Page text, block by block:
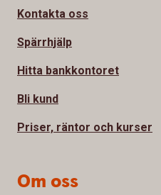
Kontakta oss
Spärrhjälp
Hitta bankkontoret
Bli kund
Priser, räntor och kurser
Om oss